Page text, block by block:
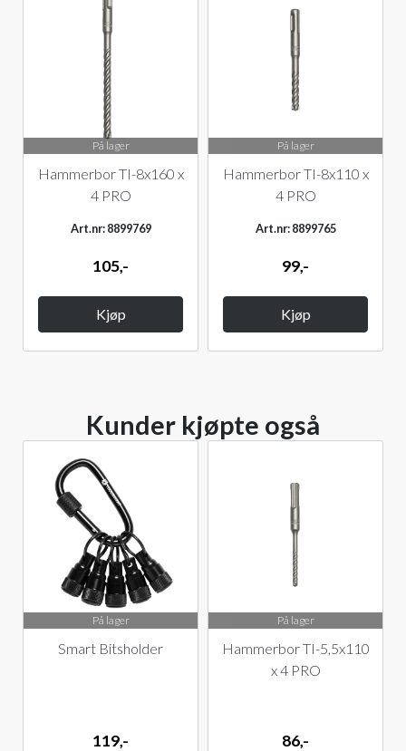
På lager
Hammerbor TI-8x160 x
4 PRO
Art.nr: 8899769
105,-
Kjøp
På lager
Hammerbor TI-8x110 x
4 PRO
Art.nr: 8899765
99,-
Kjøp
Kunder kjøpte også
På lager
Smart Bitsholder
119,-
På lager
Hammerbor TI-5,5x110
x 4 PRO
86,-